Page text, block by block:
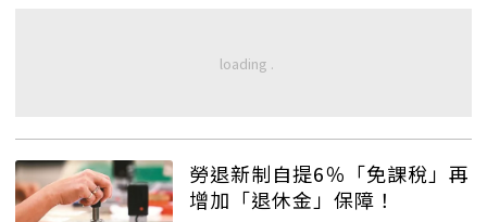
勞退新制自提6％「免課稅」再
增加「退休金」保障！